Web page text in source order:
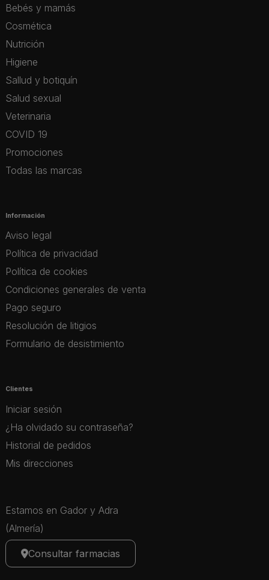
Bebés y mamás
Cosmética
Nutrición
Higiene
Sallud y botiquín
Salud sexual
Veterinaria
COVID 19
Promociones
Todas las marcas
Información
Aviso legal
Política de privacidad
Política de cookies
Condiciones generales de venta
Pago seguro
Resolución de litigios
Formulario de desistimiento
Clientes
Iniciar sesión
¿Ha olvidado su contraseña?
Historial de pedidos
Mis direcciones
Estamos en Gador y Adra
(Almería)
Consultar farmacias